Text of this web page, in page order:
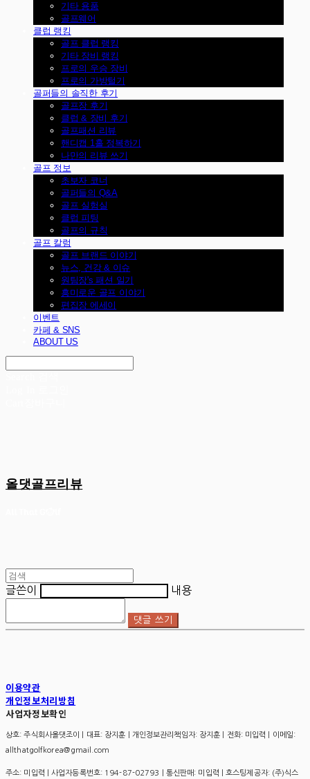
기타 용품
골프웨어
클럽 랭킹
골프 클럽 랭킹
기타 장비 랭킹
프로의 우승 장비
프로의 가방털기
골퍼들의 솔직한 후기
골프장 후기
클럽 & 장비 후기
골프패션 리뷰
핸디캡 1홀 정복하기
나만의 리뷰 쓰기
골프 정보
초보자 코너
골퍼들의 Q&A
골프 실험실
클럽 피팅
골프의 규칙
골프 칼럼
골프 브랜드 이야기
뉴스, 건강 & 이슈
원팀장's 패션 일기
흥미로운 골프 이야기
편집장 에세이
이벤트
카페 & SNS
ABOUT US
올댓골프리뷰
글쓴이 내용
댓글 쓰기
이용약관
개인정보처리방침
사업자정보확인
상호: 주식회사올댓조이 | 대표: 장지훈 | 개인정보관리책임자: 장지훈 | 전화: 미입력 | 이메일:
allthatgolfkorea@gmail.com
주소: 미입력 | 사업자등록번호: 194-87-02793 | 통신판매: 미입력 | 호스팅제공자: (주)식스